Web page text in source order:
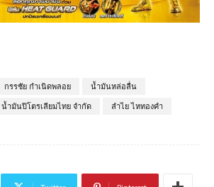
กรรชัย กำเนิดพลอย
น้ำมันหล่อลื่น
ำมันปิโตรเลียมไทย จำกัด
ลำไย ไหทองคำ